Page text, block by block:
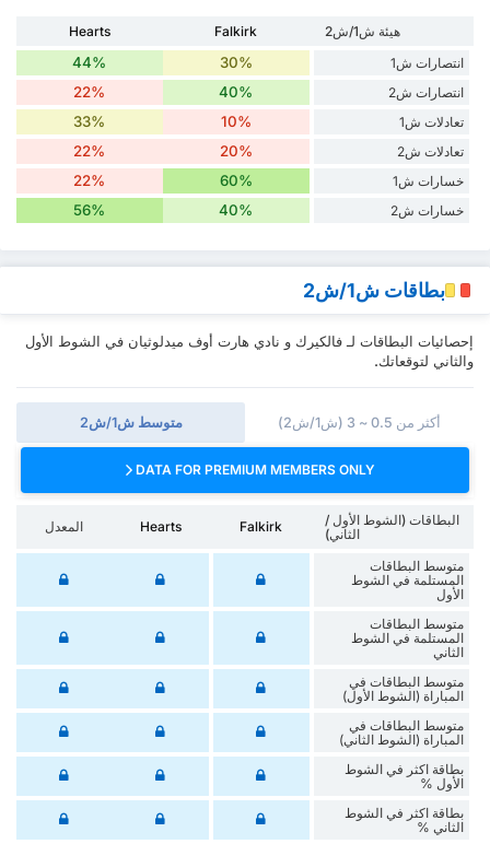
هيئة ش1/ش2 Falkirk
Hearts
انتصارات ش1
30%
44%
انتصارات ش2 40%
22%
تعادلات ش1 10%
33%
تعادلات ش2 20%
22%
خسارات ش1 60%
22%
خسارات ش2 40%
56%
بطاقات ش1/ش2
إحصائيات البطاقات لـ فالكيرك و نادي هارت أوف ميدلوثيان في الشوط الأول
والثاني لتوقعاتك.
متوسط ش1/ش2 أكثر من 0.5 ~ 3 (ش1/ش2)
DATA FOR PREMIUM MEMBERS ONLY
البطاقات (الشوط الأول /
الثاني)
Falkirk
Hearts المعدل
متوسط البطاقات
المستلمة في الشوط
الأول
متوسط البطاقات
المستلمة في الشوط
الثاني
متوسط البطاقات في
المباراة (الشوط الأول)
متوسط البطاقات في
المباراة (الشوط الثاني)
‏بطاقة اكثر في الشوط
الأول %
‏بطاقة اكثر في الشوط
‏الثاني %